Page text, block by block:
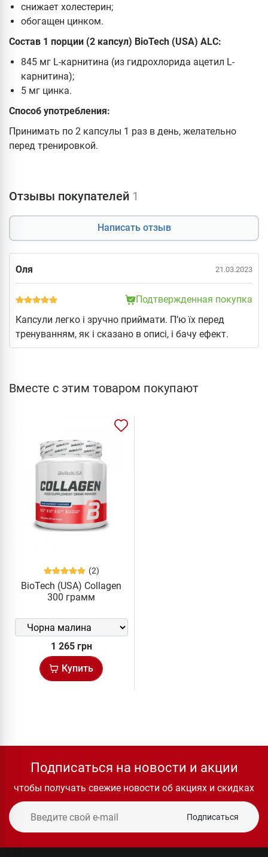
снижает холестерин;
обогащен цинком.
Состав 1 порции (2 капсул) BioTech (USA) ALC:
845 мг L-карнитина (из гидрохлорида ацетил L-
карнитина);
5 мг цинка.
Способ употребления:
Принимать по 2 капсулы 1 раз в день, желательно
перед тренировкой.
Отзывы покупателей 1
Написать отзыв
Оля 21.03.2023
Подтвержденная покупка
Капсули легко і зручно приймати. П’ю їх перед
тренуванням, як і сказано в описі, і бачу ефект.
Вместе с этим товаром покупают
(2)
BioTech (USA) Collagen
300 грамм
1 265 грн
Купить
Подписаться на новости и акции
чтобы получать свежие новости об акциях и скидках
Подписаться